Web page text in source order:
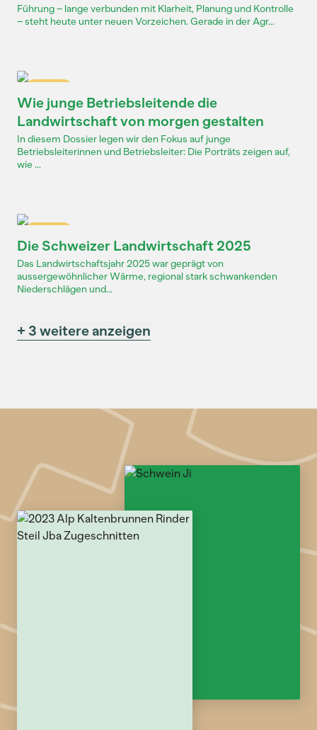
Führung – lange verbunden mit Klarheit, Planung und Kontrolle
– steht heute unter neuen Vorzeichen. Gerade in der Agr...
Wie junge Betriebsleitende die
Landwirtschaft von morgen gestalten
In diesem Dossier legen wir den Fokus auf junge
Betriebsleiterinnen und Betriebsleiter: Die Porträts zeigen auf,
wie ...
Die Schweizer Landwirtschaft 2025
Das Landwirtschaftsjahr 2025 war geprägt von
aussergewöhnlicher Wärme, regional stark schwankenden
Niederschlägen und...
+ 3 weitere anzeigen